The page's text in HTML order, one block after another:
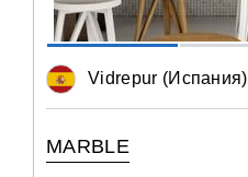
Vidrepur (Испания)
MARBLE